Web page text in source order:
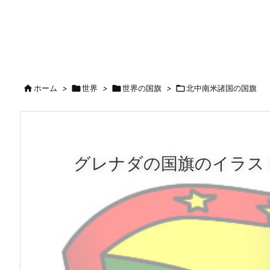
ホーム > 世界 > 世界の国旗 > 北中南米諸国の国旗
グレナダの国旗のイラス